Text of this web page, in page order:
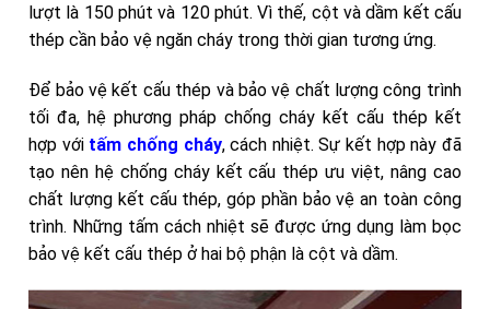
lượt là 150 phút và 120 phút. Vì thế, cột và dầm kết cấu
thép cần bảo vệ ngăn cháy trong thời gian tương ứng.
Để bảo vệ kết cấu thép và bảo vệ chất lượng công trình
tối đa, hệ phương pháp chống cháy kết cấu thép kết
hợp với tấm chống cháy, cách nhiệt. Sự kết hợp này đã
tạo nên hệ chống cháy kết cấu thép ưu việt, nâng cao
chất lượng kết cấu thép, góp phần bảo vệ an toàn công
trình. Những tấm cách nhiệt sẽ được ứng dụng làm bọc
bảo vệ kết cấu thép ở hai bộ phận là cột và dầm.